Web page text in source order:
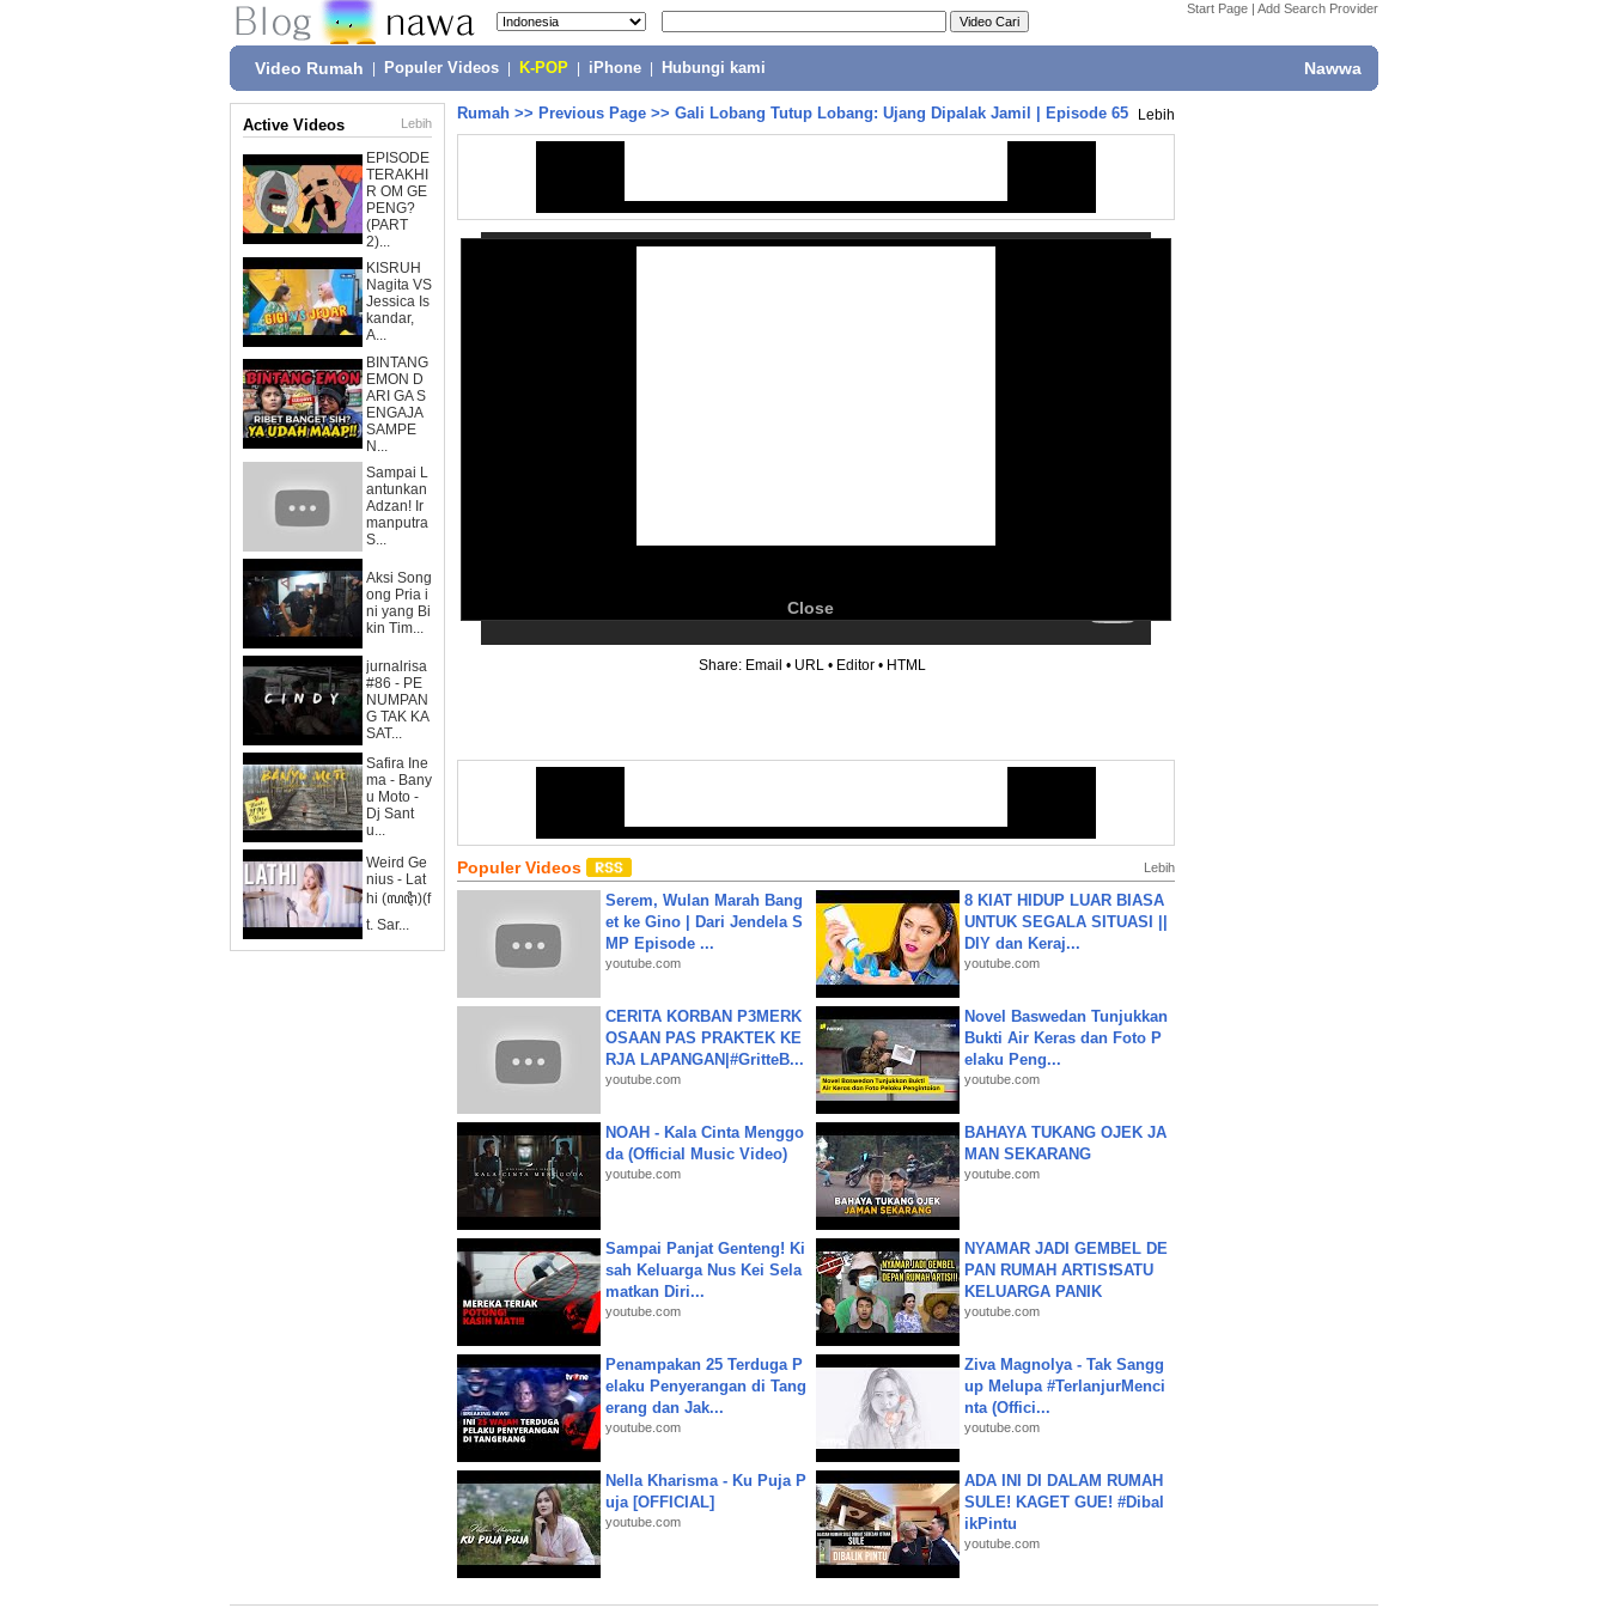
Start Page | Add Search Provider
Video Rumah Populer Videos K-POP iPhone Hubungi kami Nawwa
Active Videos Lebih
EPISODE
TERAKHI
R OM GE
PENG?
(PART
2)...
KISRUH
Nagita VS
Jessica Is
kandar,
A...
BINTANG
EMON D
ARI GA S
ENGAJA
SAMPE
N...
Sampai L
antunkan
Adzan! Ir
manputra
S...
Aksi Song
ong Pria i
ni yang Bi
kin Tim...
jurnalrisa
#86 - PE
NUMPAN
G TAK KA
SAT...
Safira Ine
ma - Bany
u Moto -
Dj Sant
u...
Weird Ge
nius - Lat
hi (ꦭꦛꦶ)(f
t. Sar...
Rumah >> Previous Page >> Gali Lobang Tutup Lobang: Ujang Dipalak Jamil | Episode 65 Lebih
Close
Share: Email • URL • Editor • HTML
Populer Videos Lebih
Serem, Wulan Marah Bang
et ke Gino | Dari Jendela S
MP Episode ...
youtube.com
8 KIAT HIDUP LUAR BIASA
UNTUK SEGALA SITUASI ||
DIY dan Keraj...
youtube.com
CERITA KORBAN P3MERK
OSAAN PAS PRAKTEK KE
RJA LAPANGAN|#GritteB...
youtube.com
Novel Baswedan Tunjukkan
Bukti Air Keras dan Foto P
elaku Peng...
youtube.com
NOAH - Kala Cinta Menggo
da (Official Music Video)
youtube.com
BAHAYA TUKANG OJEK JA
MAN SEKARANG
youtube.com
Sampai Panjat Genteng! Ki
sah Keluarga Nus Kei Sela
matkan Diri...
youtube.com
NYAMAR JADI GEMBEL DE
PAN RUMAH ARTIS❗SATU
KELUARGA PANIK
youtube.com
Penampakan 25 Terduga P
elaku Penyerangan di Tang
erang dan Jak...
youtube.com
Ziva Magnolya - Tak Sangg
up Melupa #TerlanjurMenci
nta (Offici...
youtube.com
Nella Kharisma - Ku Puja P
uja [OFFICIAL]
youtube.com
ADA INI DI DALAM RUMAH
SULE! KAGET GUE! #Dibal
ikPintu
youtube.com